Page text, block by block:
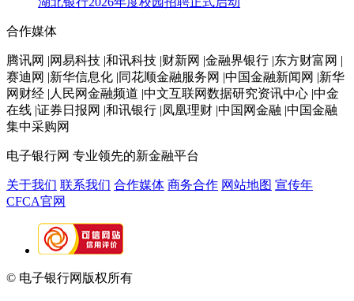
合作媒体
腾讯网 |网易科技 |和讯科技 |财新网 |金融界银行 |东方财富网 |
赛迪网 |新华信息化 |同花顺金融服务网 |中国金融新闻网 |新华
网财经 |人民网金融频道 |中文互联网数据研究资讯中心 |中金
在线 |证券日报网 |和讯银行 |凤凰理财 |中国网金融 |中国金融
集中采购网
电子银行网 专业领先的新金融平台
关于我们 联系我们 合作媒体 商务合作 网站地图 宣传年
CFCA官网
© 电子银行网版权所有